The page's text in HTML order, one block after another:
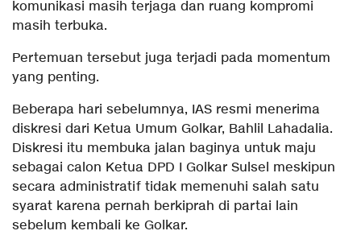
komunikasi masih terjaga dan ruang kompromi
masih terbuka.
Pertemuan tersebut juga terjadi pada momentum
yang penting.
Beberapa hari sebelumnya, IAS resmi menerima
diskresi dari Ketua Umum Golkar, Bahlil Lahadalia.
Diskresi itu membuka jalan baginya untuk maju
sebagai calon Ketua DPD I Golkar Sulsel meskipun
secara administratif tidak memenuhi salah satu
syarat karena pernah berkiprah di partai lain
sebelum kembali ke Golkar.